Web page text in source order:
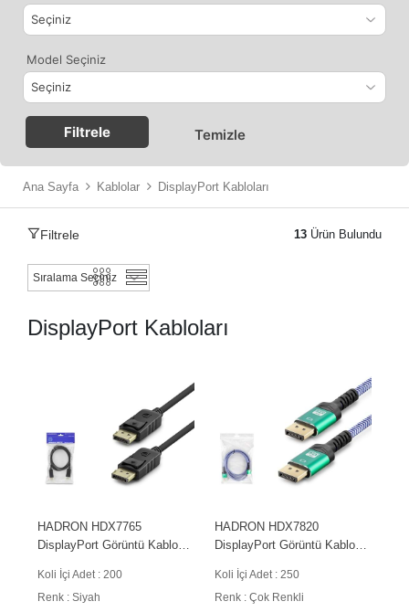
Model Seçiniz
Filtrele Temizle
Ana Sayfa Kablolar DisplayPort Kabloları
Filtrele 13 Ürün Bulundu
DisplayPort Kabloları
HADRON HDX7765
DisplayPort Görüntü Kablosu
Koli İçi Adet : 200
Renk : Siyah
HADRON HDX7820
DisplayPort Görüntü Kablosu
Koli İçi Adet : 250
Renk : Çok Renkli